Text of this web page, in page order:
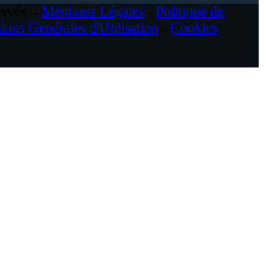
Mentions Légales
Politique de
Générales d'Utilisation
Cookies